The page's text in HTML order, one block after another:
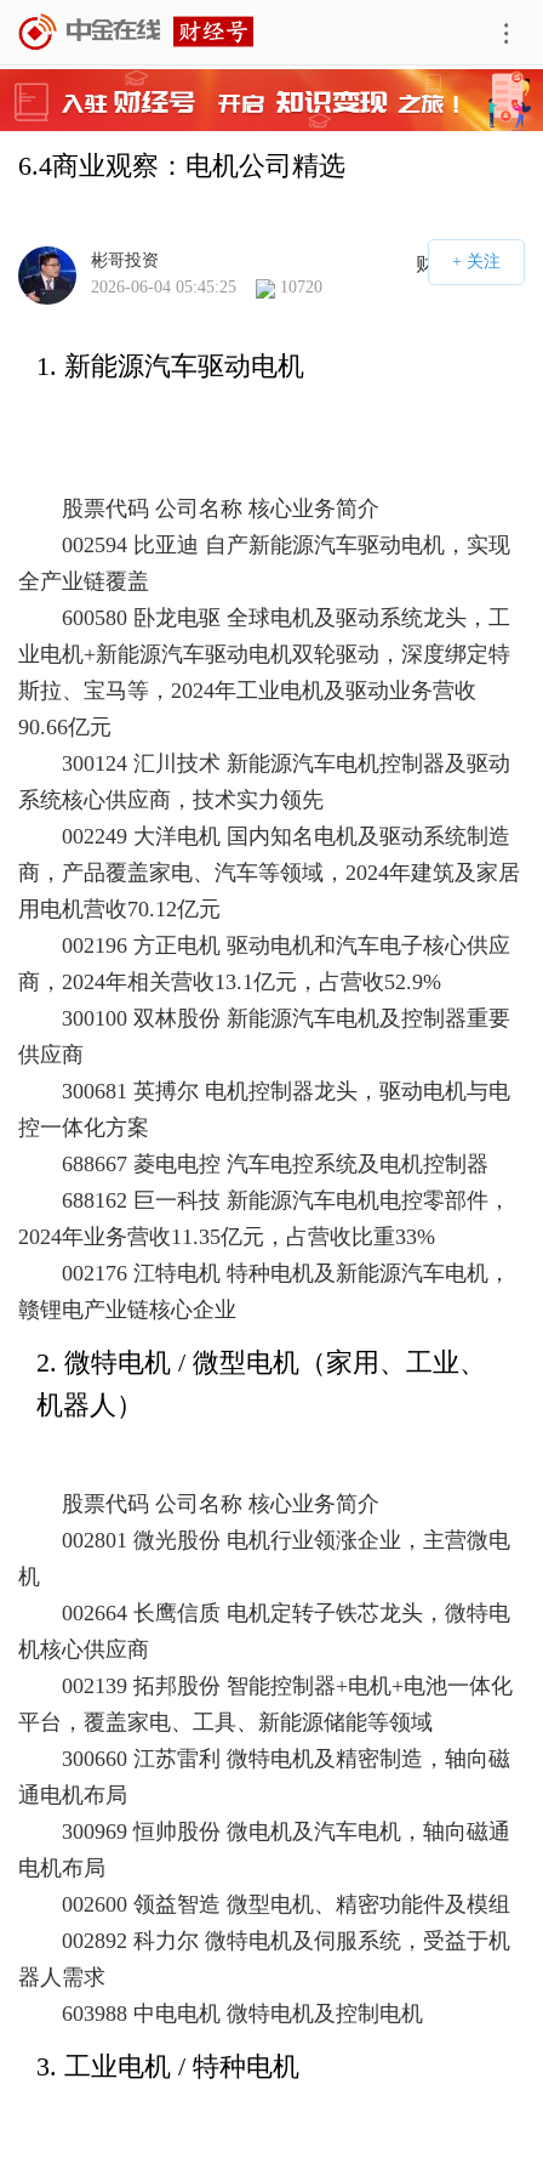
6.4商业观察：电机公司精选
财经号APP
彬哥投资
2026-06-04 05:45:25
10720
1. 新能源汽车驱动电机
股票代码 公司名称 核心业务简介
002594 比亚迪 自产新能源汽车驱动电机，实现
全产业链覆盖
600580 卧龙电驱 全球电机及驱动系统龙头，工
业电机+新能源汽车驱动电机双轮驱动，深度绑定特
斯拉、宝马等，2024年工业电机及驱动业务营收
90.66亿元
300124 汇川技术 新能源汽车电机控制器及驱动
系统核心供应商，技术实力领先
002249 大洋电机 国内知名电机及驱动系统制造
商，产品覆盖家电、汽车等领域，2024年建筑及家居
用电机营收70.12亿元
002196 方正电机 驱动电机和汽车电子核心供应
商，2024年相关营收13.1亿元，占营收52.9%
300100 双林股份 新能源汽车电机及控制器重要
供应商
300681 英搏尔 电机控制器龙头，驱动电机与电
控一体化方案
688667 菱电电控 汽车电控系统及电机控制器
688162 巨一科技 新能源汽车电机电控零部件，
2024年业务营收11.35亿元，占营收比重33%
002176 江特电机 特种电机及新能源汽车电机，
赣锂电产业链核心企业
2. 微特电机 / 微型电机（家用、工业、
机器人）
股票代码 公司名称 核心业务简介
002801 微光股份 电机行业领涨企业，主营微电
机
002664 长鹰信质 电机定转子铁芯龙头，微特电
机核心供应商
002139 拓邦股份 智能控制器+电机+电池一体化
平台，覆盖家电、工具、新能源储能等领域
300660 江苏雷利 微特电机及精密制造，轴向磁
通电机布局
300969 恒帅股份 微电机及汽车电机，轴向磁通
电机布局
002600 领益智造 微型电机、精密功能件及模组
002892 科力尔 微特电机及伺服系统，受益于机
器人需求
603988 中电电机 微特电机及控制电机
3. 工业电机 / 特种电机